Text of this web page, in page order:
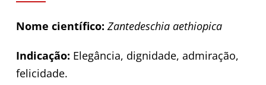
Nome científico: Zantedeschia aethiopica
Indicação: Elegância, dignidade, admiração,
felicidade.